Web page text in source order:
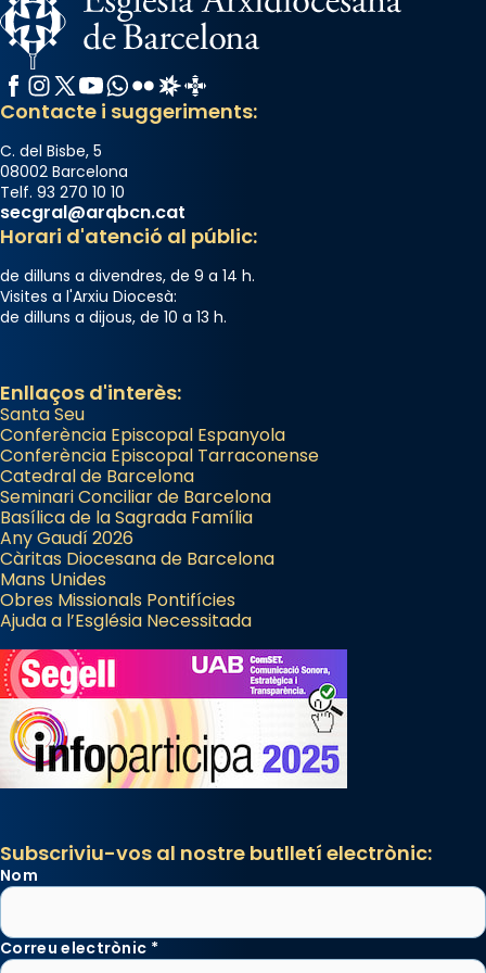
Facebook
Instagram
X / Twitter
YouTube
WhatsApp
FlickrRadio Estel
Catalunya Cristiana
Contacte i suggeriments:
C. del Bisbe, 5
08002 Barcelona
Telf. 93 270 10 10
secgral@arqbcn.cat
Horari d'atenció al públic:
de dilluns a divendres, de 9 a 14 h.
Visites a l'Arxiu Diocesà:
de dilluns a dijous, de 10 a 13 h.
Enllaços d'interès:
Santa Seu
Conferència Episcopal Espanyola
Conferència Episcopal Tarraconense
Catedral de Barcelona
Seminari Conciliar de Barcelona
Basílica de la Sagrada Família
Any Gaudí 2026
Càritas Diocesana de Barcelona
Mans Unides
Obres Missionals Pontifícies
Ajuda a l’Església Necessitada
Subscriviu-vos al nostre butlletí electrònic:
Nom
Correu electrònic *